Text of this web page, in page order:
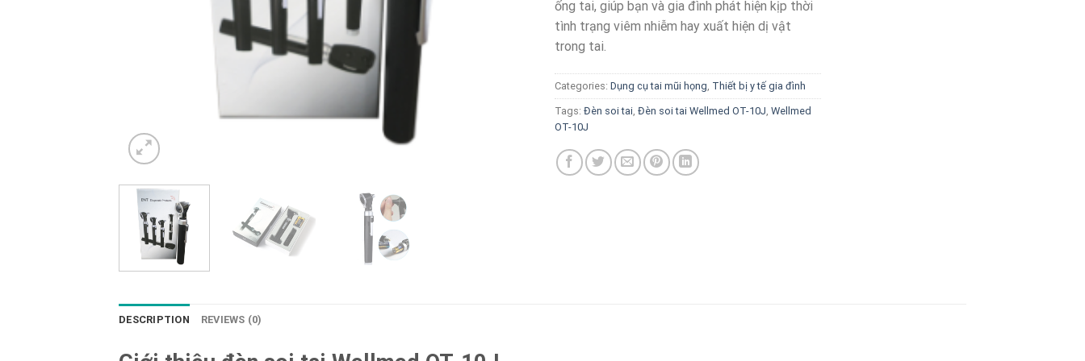
ống tai, giúp bạn và gia đình phát hiện kịp thời
tình trạng viêm nhiễm hay xuất hiện dị vật
trong tai.
Categories: Dụng cụ tai mũi họng Thiết bị y tế gia đình
Tags: Đèn soi tai Đèn soi tai Wellmed OT-10J Wellmed
OT-10J
DESCRIPTION REVIEWS (0)